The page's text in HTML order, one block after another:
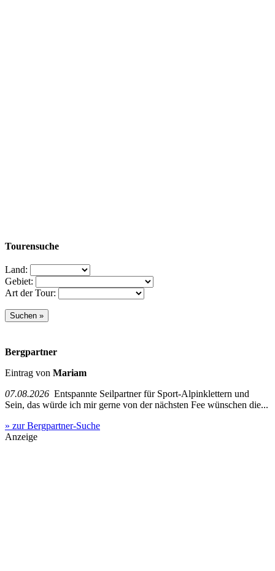
Tourensuche
Land:
Gebiet:
Art der Tour:
Bergpartner
Eintrag von Mariam
07.08.2026 Entspannte Seilpartner für Sport-Alpinklettern und
Sein, das würde ich mir gerne von der nächsten Fee wünschen die...
» zur Bergpartner-Suche
Anzeige